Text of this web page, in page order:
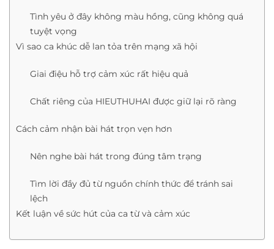
Tình yêu ở đây không màu hồng, cũng không quá
tuyệt vọng
Vì sao ca khúc dễ lan tỏa trên mạng xã hội
Giai điệu hỗ trợ cảm xúc rất hiệu quả
Chất riêng của HIEUTHUHAI được giữ lại rõ ràng
Cách cảm nhận bài hát trọn vẹn hơn
Nên nghe bài hát trong đúng tâm trạng
Tìm lời đầy đủ từ nguồn chính thức để tránh sai
lệch
Kết luận về sức hút của ca từ và cảm xúc